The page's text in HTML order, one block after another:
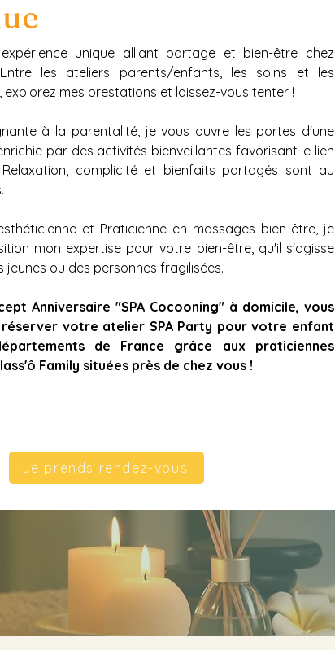
unique alliant partage et bien-être chez
les ateliers parents/enfants, les soins et les
mes prestations et laissez-vous tenter !
à la parentalité, je vous ouvre les portes d'une
par des activités bienveillantes favorisant le lien
complicité et bienfaits partagés sont au
et Praticienne en massages bien-être, je
mon expertise pour votre bien-être, qu'il s'agisse
jeunes ou des personnes fragilisées.
Anniversaire "SPA Cocooning" à domicile, vous
votre atelier SPA Party pour votre enfant
de France grâce aux praticiennes
Family situées près de chez vous !
Je prends rendez-vous